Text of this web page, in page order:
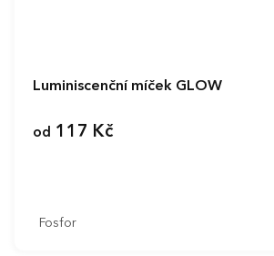
Luminiscenční míček GLOW
od 117 Kč
Fosfor